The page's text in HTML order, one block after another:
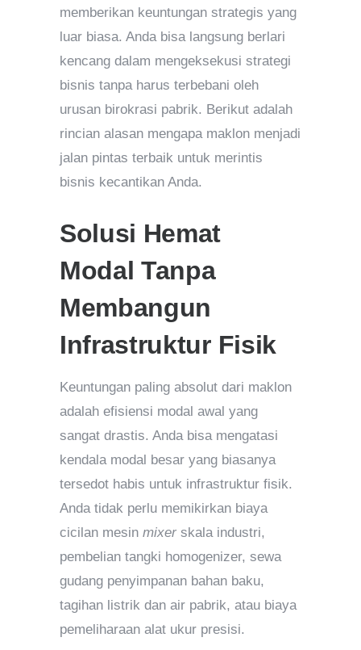
memberikan keuntungan strategis yang
luar biasa. Anda bisa langsung berlari
kencang dalam mengeksekusi strategi
bisnis tanpa harus terbebani oleh
urusan birokrasi pabrik. Berikut adalah
rincian alasan mengapa maklon menjadi
jalan pintas terbaik untuk merintis
bisnis kecantikan Anda.
Solusi Hemat
Modal Tanpa
Membangun
Infrastruktur Fisik
Keuntungan paling absolut dari maklon
adalah efisiensi modal awal yang
sangat drastis. Anda bisa mengatasi
kendala modal besar yang biasanya
tersedot habis untuk infrastruktur fisik.
Anda tidak perlu memikirkan biaya
cicilan mesin mixer skala industri,
pembelian tangki homogenizer, sewa
gudang penyimpanan bahan baku,
tagihan listrik dan air pabrik, atau biaya
pemeliharaan alat ukur presisi.